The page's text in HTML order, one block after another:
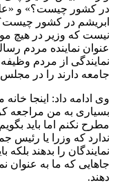
در کشور چیست؟» و
ابریشم در کشور
نیست که وزیر در هیچ
عنوان نماینده مردم
نمایندگی از مردم
جامعه دارند را در
وی ادامه داد: اینجا
بسیاری به من مراجعه
مطرح نکنم اما باید
ندارد که وزرا یا رئیس
نمایندگان را بدهند بلکه
جاهایی که ما به
دهند.